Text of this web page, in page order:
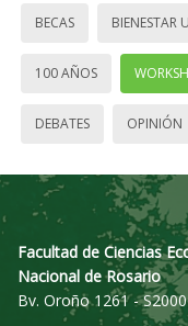
BECAS BIENESTAR
100 AÑOS
DEBATES OPINIÓN
Facultad de Ciencias
Nacional de Rosario
Bv. Oroño 1261 -